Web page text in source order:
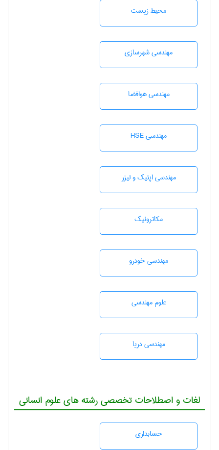
محيط زيست
مهندسی شهرسازی
مهندسی هوافضا
مهندسی HSE
مهندسی اپتیک و لیزر
مکاترونیک
مهندسی خودرو
علوم مهندسی
مهندسی دریا
لغات و اصطلاحات تخصصی رشته های علوم انسانی
حسابداری